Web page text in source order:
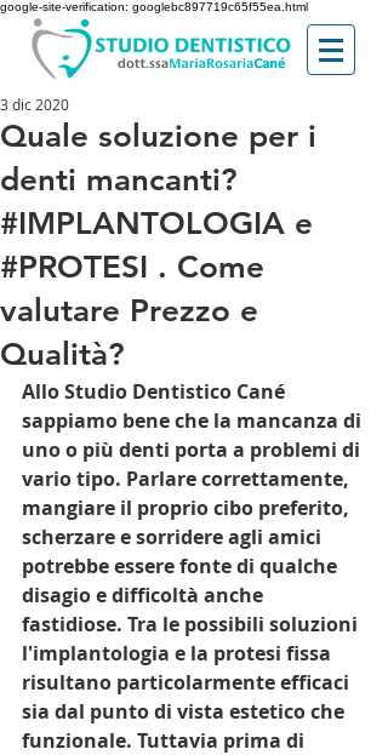
google-site-verification: googlebc897719c65f55ea.html
Quale soluzione per i
denti mancanti?
#IMPLANTOLOGIA e
#PROTESI . Come
valutare Prezzo e
Qualità?
3 dic 2020
Allo Studio Dentistico Cané
sappiamo bene che la mancanza di
uno o più denti porta a problemi di
vario tipo. Parlare correttamente,
mangiare il proprio cibo preferito,
scherzare e sorridere agli amici
potrebbe essere fonte di qualche
disagio e difficoltà anche
fastidiose. Tra le possibili soluzioni
l'implantologia e la protesi fissa
risultano particolarmente efficaci
sia dal punto di vista estetico che
funzionale. Tuttavia prima di